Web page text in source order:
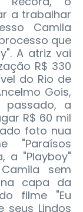
a trabalhar
Camila
que
A atriz vai
R$ 330
do Rio de
Gois,
passado, a
R$ 60 mil
foto nua
"Paraísos
a "Playboy"
sem
capa da
filme "Eu
seus Lindos